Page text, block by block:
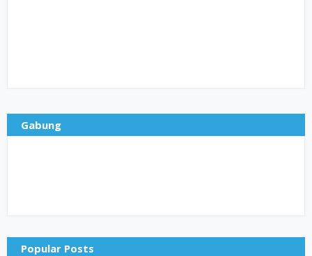
Gabung
Popular Posts